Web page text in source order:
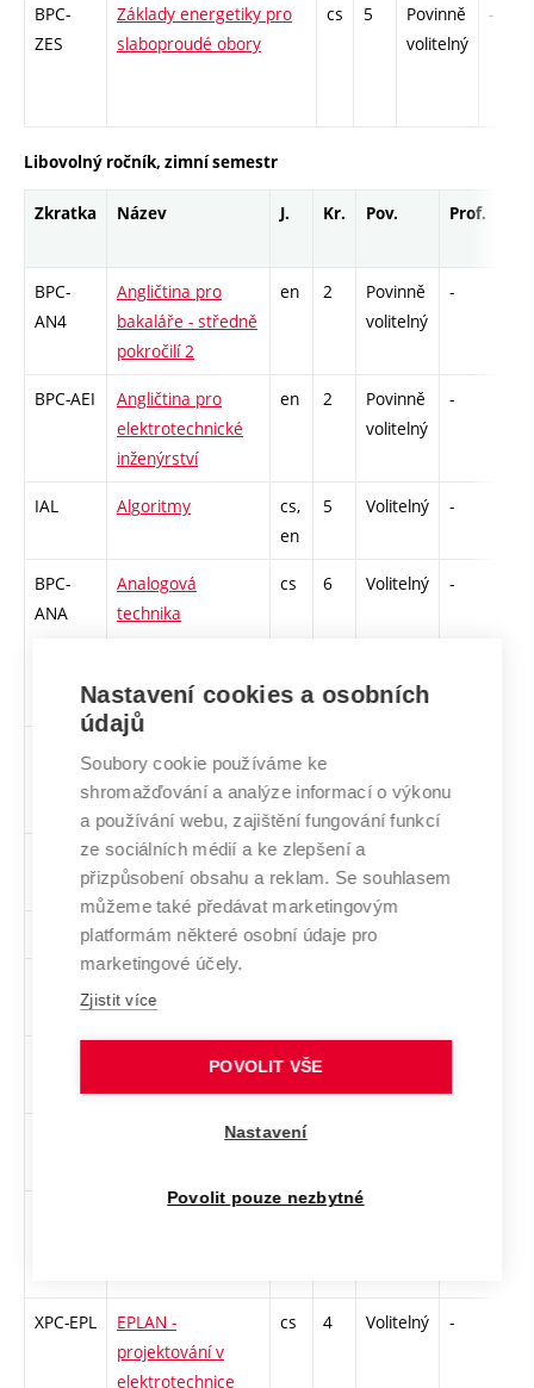
BPC-
ZES
Základy energetiky pro
slaboproudé obory
cs 5
Povinně
volitelný
-
Libovolný ročník, zimní semestr
Zkratka Název J. Kr. Pov. Prof.
BPC-
AN4
Angličtina pro
bakaláře - středně
pokročilí 2
en 2
Povinně
volitelný
-
BPC-AEI
Angličtina pro
elektrotechnické
inženýrství
en 2
Povinně
volitelný
-
IAL Algoritmy
cs,
en
5 Volitelný -
BPC-
ANA
Analogová
technika
cs 6 Volitelný -
bakaláře - středně
pokročilí 1
Angličtina pro FCE
1
en 3
BPC-AIT Angličtina pro IT en 3 Volitelný
- CCNA
CISCO akademie 3
- CCNA
cs
CISCO akademie 5
cs
XPC-EPL
EPLAN -
projektování v
elektrotechnice
cs 4 Volitelný -
Nastavení cookies a osobních
údajů
Soubory cookie používáme ke
shromažďování a analýze informací o výkonu
a používání webu, zajištění fungování funkcí
ze sociálních médií a ke zlepšení a
přizpůsobení obsahu a reklam. Se souhlasem
můžeme také předávat marketingovým
platformám některé osobní údaje pro
marketingové účely.
Zjistit více
POVOLIT VŠE
Nastavení
Povolit pouze nezbytné